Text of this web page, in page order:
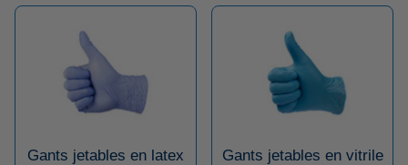
Gants jetables en latex Gants jetables en vitrile